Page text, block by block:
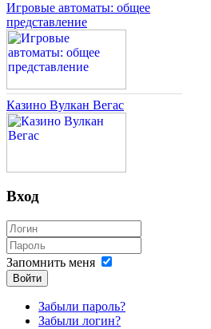
Игровые автоматы: общее
представление
Казино Вулкан Вегас
Вход
Запомнить меня
Войти
Забыли пароль?
Забыли логин?